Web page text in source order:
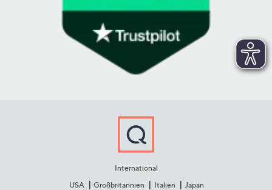
International
USA
Großbritannien Italien Japan